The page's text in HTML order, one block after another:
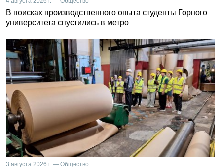
В поисках производственного опыта студенты Горного
университета спустились в метро
3 августа 2026 г. — Общество